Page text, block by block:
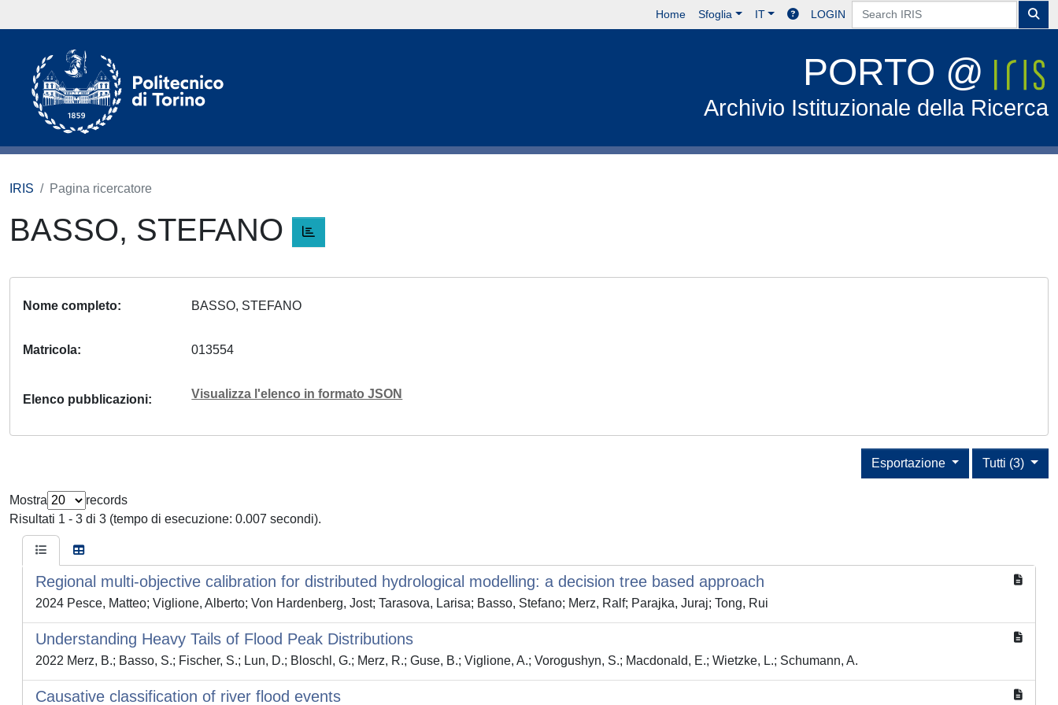
Home Sfoglia IT LOGIN
PORTO @
Archivio Istituzionale della Ricerca
IRIS Pagina ricercatore
BASSO, STEFANO
Nome completo BASSO, STEFANO
Matricola 013554
Elenco pubblicazioni Visualizza l'elenco in formato JSON
Tutti (3)
Esportazione
Mostra
records
Risultati 1 - 3 di 3 (tempo di esecuzione: 0.007 secondi).
Regional multi-objective calibration for distributed hydrological modelling: a decision tree based approach
2024 Pesce, Matteo; Viglione, Alberto; Von Hardenberg, Jost; Tarasova, Larisa; Basso, Stefano; Merz, Ralf; Parajka, Juraj; Tong, Rui
Understanding Heavy Tails of Flood Peak Distributions
2022 Merz, B.; Basso, S.; Fischer, S.; Lun, D.; Bloschl, G.; Merz, R.; Guse, B.; Viglione, A.; Vorogushyn, S.; Macdonald, E.; Wietzke, L.; Schumann, A.
Causative classification of river flood events